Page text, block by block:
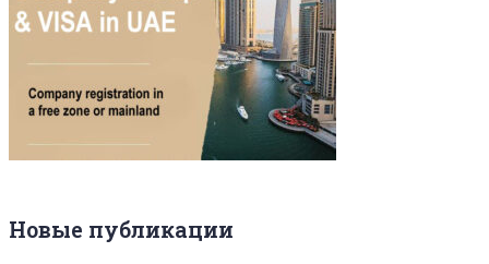
Новые публикации